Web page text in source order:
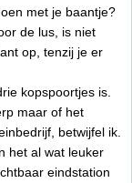
met je baantje?
de lus, is niet
op, tenzij je er
kopspoortjes is.
maar of het
betwijfel ik.
het al wat leuker
eindstation